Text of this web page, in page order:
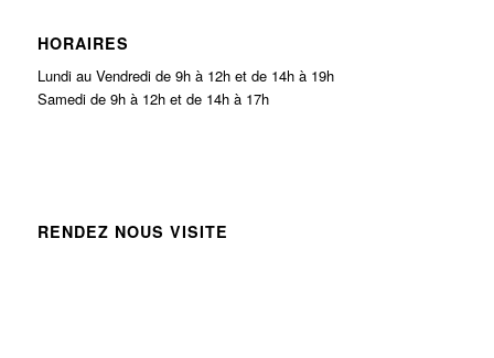
HORAIRES
Lundi au Vendredi de 9h à 12h et de 14h à 19h
Samedi de 9h à 12h et de 14h à 17h
RENDEZ NOUS VISITE